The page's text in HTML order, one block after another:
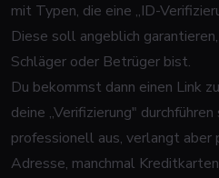
mit Typen, die eine „ID-
Diese soll angeblich
Schläger oder Betrüger bist.
Du bekommst dann einen Link
deine „Verifizierung"
professionell aus, verlangt aber
Adresse, manchmal